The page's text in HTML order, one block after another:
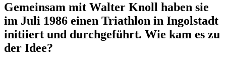
Gemeinsam mit Walter Knoll haben sie
im Juli 1986 einen Triathlon in Ingolstadt
initiiert und durchgeführt. Wie kam es zu
der Idee?